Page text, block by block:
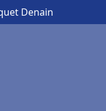
Denain